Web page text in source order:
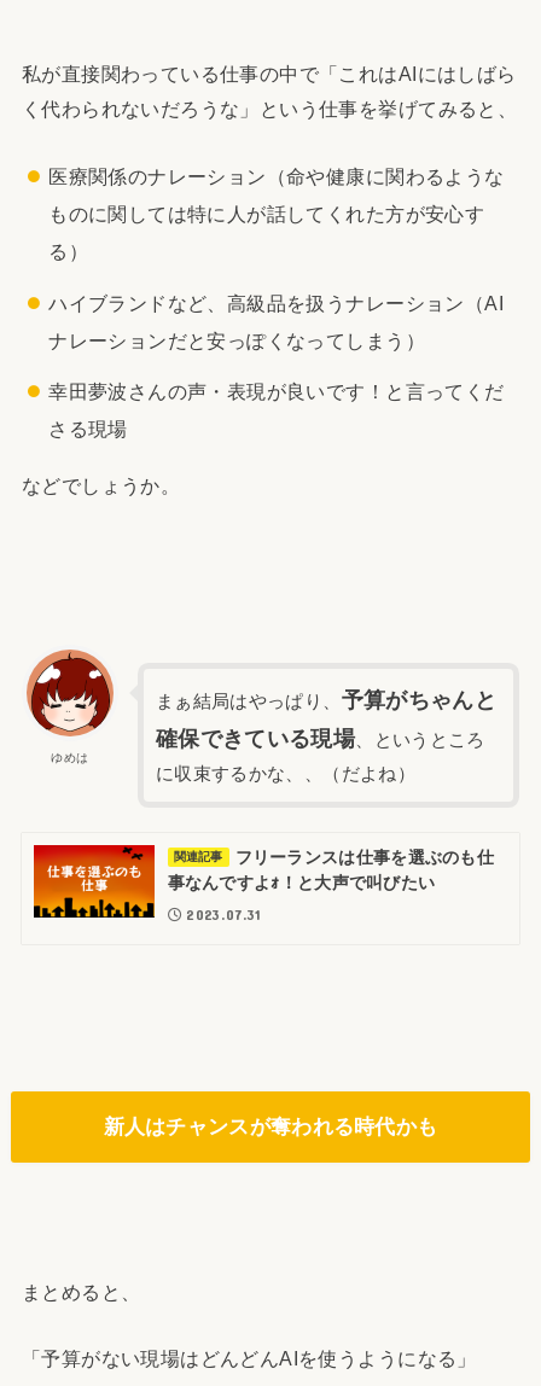
私が直接関わっている仕事の中で「これはAIにはしばら
く代わられないだろうな」という仕事を挙げてみると、
医療関係のナレーション（命や健康に関わるような
ものに関しては特に人が話してくれた方が安心す
る）
ハイブランドなど、高級品を扱うナレーション（AI
ナレーションだと安っぽくなってしまう）
幸田夢波さんの声・表現が良いです！と言ってくだ
さる現場
などでしょうか。
ゆめは
まぁ結局はやっぱり、 予算がちゃんと
確保できている現場、というところ
に収束するかな、、（だよね）
関連記事
フリーランスは仕事を選ぶのも仕
事なんですよｫ！と大声で叫びたい
2023.07.31
新人はチャンスが奪われる時代かも
まとめると、
「予算がない現場はどんどんAIを使うようになる」